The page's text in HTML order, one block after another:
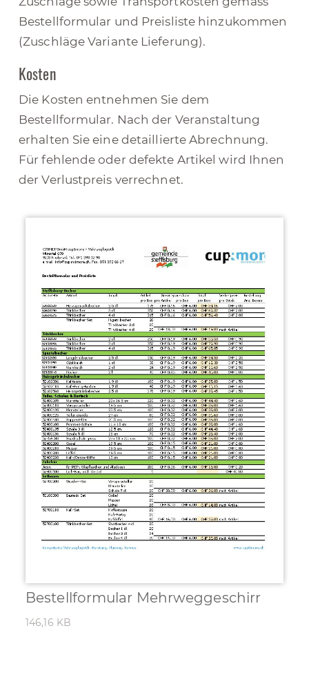
Bestellformular und Preisliste hinzukommen
(Zuschläge Variante Lieferung).
Kosten
Die Kosten entnehmen Sie dem
Bestellformular. Nach der Veranstaltung
erhalten Sie eine detaillierte Abrechnung.
Für fehlende oder defekte Artikel wird Ihnen
der Verlustpreis verrechnet.
Bestellformular Mehrweggeschirr
146,16 KB